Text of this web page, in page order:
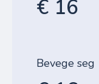
€ 16
Bevege seg